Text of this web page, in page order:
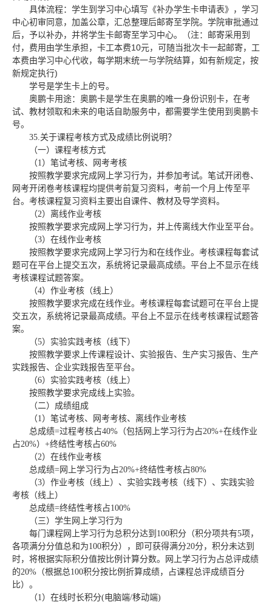
具体流程：学生到学习中心填写《补办学生卡申请表》，学习
中心初审同意，加盖公章，汇总整理后邮寄至学院。学院审批通过
后，予以补办，并将学生卡邮寄至学习中心。（注：邮寄采用到
付，费用由学生承担，卡工本费10元，可随当批次卡一起邮寄，工
本费由学习中心代收，每学期末统一与学院结算，如有新规定，按
新规定执行)
学号是学生卡上的号。
奥鹏卡用途：奥鹏卡是学生在奥鹏的唯一身份识别卡，在考
试、教材领取和未来的电话自助服务中，都需要学生使用到奥鹏卡
号。
35. 关于课程考核方式及成绩比例说明？
（一）课程考核方式
（1 ）笔试考核、网考考核
按照教学要求完成网上学习行为，并参加考试。笔试开闭卷、
网考开闭卷考核课程均提供考前复习资料，考前一个月上传至平
台。考核课程复习资料主要出自课件、教材及导学资料。
（2）离线作业考核
按照教学要求完成网上学习行为，并上传离线大作业至平台。
（3）在线作业考核
按照教学要求完成网上学习行为和在线作业。考核课程每套试
题可在平台上提交五次，系统将记录最高成绩。平台上不显示在线
考核课程试题答案。
（4）作业考核（线上）
按照教学要求完成在线作业。考核课程每套试题可在平台上提
交五次，系统将记录最高成绩。平台上不显示在线考核课程试题答
案。
（5）实验实践考核（线下）
按照教学要求上传课程设计、实验报告、生产实习报告、生产
实践报告、企业实践报告至平台。
（6）实验实践考核（线上）
按照教学要求完成线上实验。
（二）成绩组成
（1 ）笔试考核、网考考核、离线作业考核
总成绩=过程考核占40% （包括网上学习行为占20%+在线作业
占20%） +终结性考核占60%
（2）在线作业考核
总成绩=网上学习行为占20%+终结性考核占80%
（3）作业考核（线上）、实验实践考核（线下）、实践实验
考核（线上）
总成绩=终结性考核占100%
（三）学生网上学习行为
每门课程网上学习行为总积分达到 100积分（积分项共有5项，
各项满分分值总和为100积分），即可获得满分20分，积分未达到
时，将根据实际积分值按比例计算分数。网上学习行为占总评成绩
的20% （根据总100积分按比例折算成绩，占课程总评成绩百分
比）。
（1 ）在线时长积分(电脑端/移动端)